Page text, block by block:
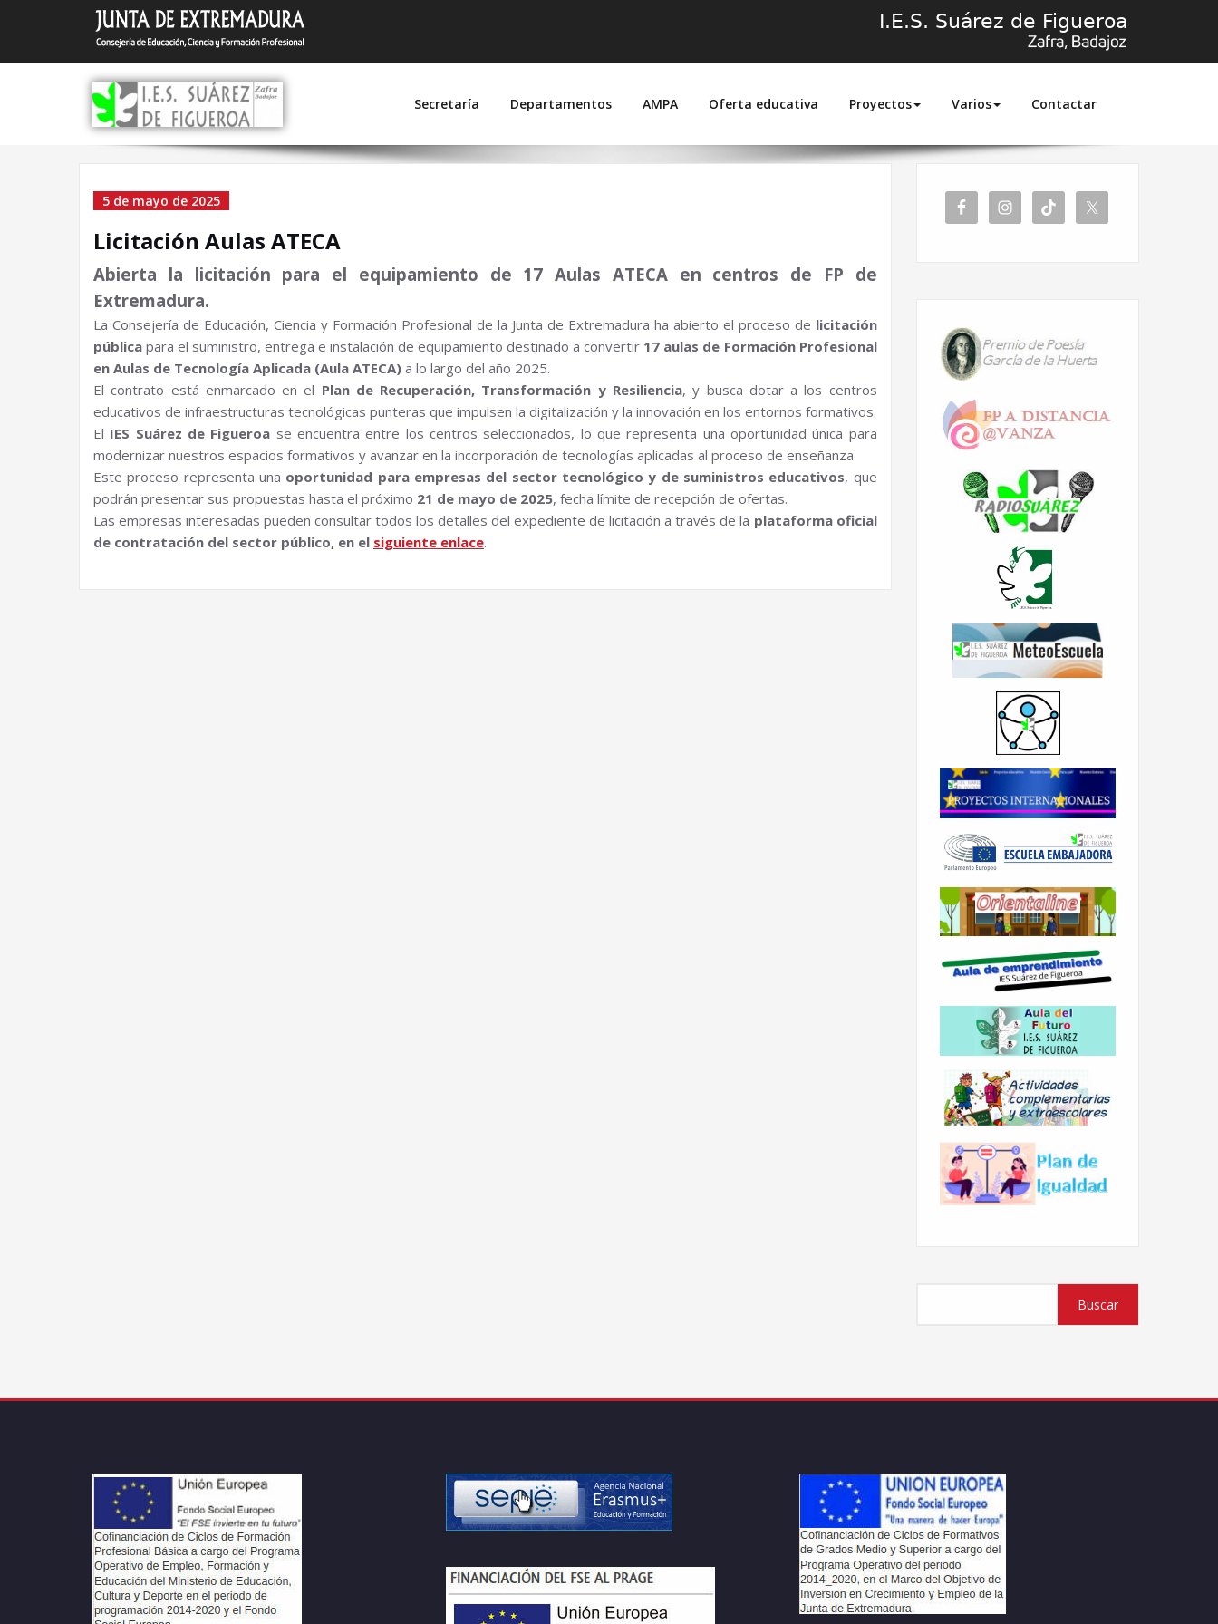
I.E.S. Suárez de Figueroa
Secretaría Departamentos AMPA Oferta educativa Proyectos Varios Contactar
Licitación Aulas ATECA
5 de mayo de 2025
Licitación Aulas ATECA
Abierta la licitación para el equipamiento de 17 Aulas ATECA en centros de FP de
Extremadura.
La Consejería de Educación, Ciencia y Formación Profesional de la Junta de Extremadura ha abierto el proceso de licitación
pública para el suministro, entrega e instalación de equipamiento destinado a convertir 17 aulas de Formación Profesional
en Aulas de Tecnología Aplicada (Aula ATECA) a lo largo del año 2025.
El contrato está enmarcado en el Plan de Recuperación, Transformación y Resiliencia, y busca dotar a los centros
educativos de infraestructuras tecnológicas punteras que impulsen la digitalización y la innovación en los entornos formativos.
El IES Suárez de Figueroa se encuentra entre los centros seleccionados, lo que representa una oportunidad única para
modernizar nuestros espacios formativos y avanzar en la incorporación de tecnologías aplicadas al proceso de enseñanza.
Este proceso representa una oportunidad para empresas del sector tecnológico y de suministros educativos, que
podrán presentar sus propuestas hasta el próximo 21 de mayo de 2025, fecha límite de recepción de ofertas.
Las empresas interesadas pueden consultar todos los detalles del expediente de licitación a través de la plataforma oficial
de contratación del sector público, en el siguiente enlace.
Buscar